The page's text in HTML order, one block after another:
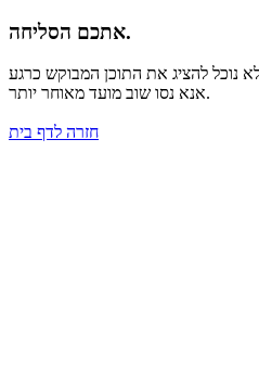
אתכם הסליחה.
אנא נסו שוב מועד מאוחר יותר.
חזרה לדף בית